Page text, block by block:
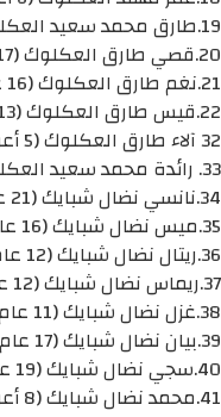
19.طارق محمد سعيد العكلوك (41 عام)
20.قصي طارق العكلوك (17 عام)
21.نغم طارق العكلوك (16 عام)
22.قيس طارق العكلوك (13 عام)
32 آلاء طارق العكلوك (5 أعوام)
33. رائدة محمد سعيد العكلوك "شبايك" (47 عام)
34.نانسي نضال شبايك (21 عام)
35.ميس نضال شبايك (16 عام)
36.ريتال نضال شبايك (12 عام)
37.ريماس نضال شبايك (12 عام)
38.غزل نضال شبايك (11 عام)
39.بيان نضال شبايك (17 عام)
40.سجي نضال شبايك (19 عام)
41.محمد نضال شبايك (8 أعوام)